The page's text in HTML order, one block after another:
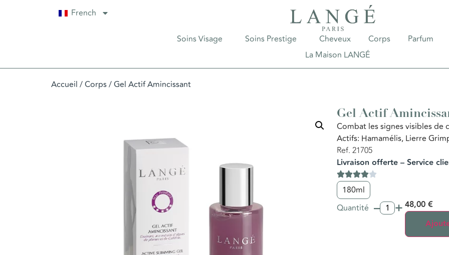
French
Soins Visage Soins Prestige Cheveux Corps Parfum
La Maison LANGÉ
Accueil /Corps/ Gel Actif Amincissant
Gel Actif
Combat les signes visibles de
Actifs: Hamamélis, Lierre
Ref. 21705
Livraison offerte – Service
180ml
Quantité – + 48,00 €